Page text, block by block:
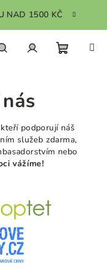
NAD 1500 KČ
podporují náš
služeb zdarma,
nebo
vážíme!